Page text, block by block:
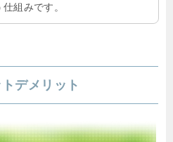
組みです。
デメリット